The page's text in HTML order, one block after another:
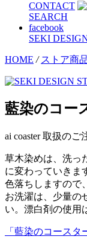
CONTACT
SEARCH
facebook
SEKI
HOME / ストア商
藍染のコー
ai coaster 取扱のご
草木染めは、洗っ
に変わっていきま
色落ちしますので
お洗濯は、少量の
い。漂白剤の使用
「藍染のコースタ